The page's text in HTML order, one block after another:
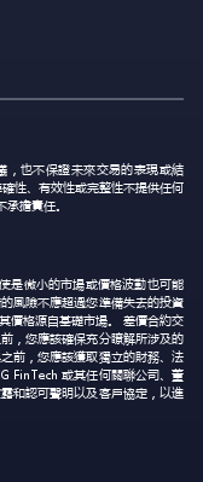
，也不保證未來交易的表現或結
性、有效性或完整性不提供任何
擔責任。
是微小的市場或價格波動也可能
風險不應超過您準備失去的投資
價格源自基礎市場。 差價合約交
，您應該確保充分瞭解所涉及的
前，您應該獲取獨立的財務、法
FinTech 或其任何關聯公司、董
和認可聲明以及客戶協定，以進